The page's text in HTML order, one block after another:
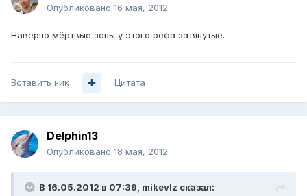
Опубликовано 16 мая, 2012
Наверно мёртвые зоны у этого рефа затянутые.
Вставить ник Цитата
Delphin13
Опубликовано 18 мая, 2012
В 16.05.2012 в 07:39, mikevlz сказал: